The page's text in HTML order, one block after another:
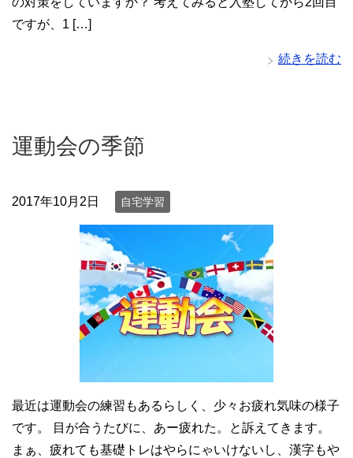
ですが、1 […]
続きを読む
運動会の季節
2017年10月2日 自宅学習
最近は運動会の練習もあるらしく、少々お疲れ気味の様子
です。 目が合うたびに、あー疲れた。と訴えてきます。
まぁ、疲れても基礎トレはやらにゃいけないし、漢字もや